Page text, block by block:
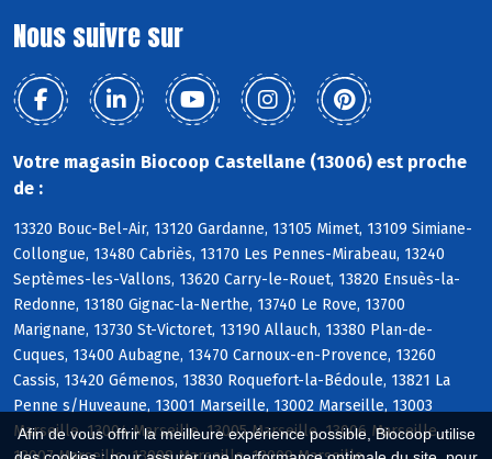
Afin de vous offrir la meilleure expérience possible, Biocoop utilise
Nous suivre sur
Votre magasin Biocoop Castellane (13006) est proche
de :
13320 Bouc-Bel-Air, 13120 Gardanne, 13105 Mimet, 13109 Simiane-
Collongue, 13480 Cabriès, 13170 Les Pennes-Mirabeau, 13240
Septèmes-les-Vallons, 13620 Carry-le-Rouet, 13820 Ensuès-la-
Redonne, 13180 Gignac-la-Nerthe, 13740 Le Rove, 13700
Marignane, 13730 St-Victoret, 13190 Allauch, 13380 Plan-de-
Cuques, 13400 Aubagne, 13470 Carnoux-en-Provence, 13260
Cassis, 13420 Gémenos, 13830 Roquefort-la-Bédoule, 13821 La
Penne s/Huveaune, 13001 Marseille, 13002 Marseille, 13003
Marseille, 13004 Marseille, 13005 Marseille, 13006 Marseille,